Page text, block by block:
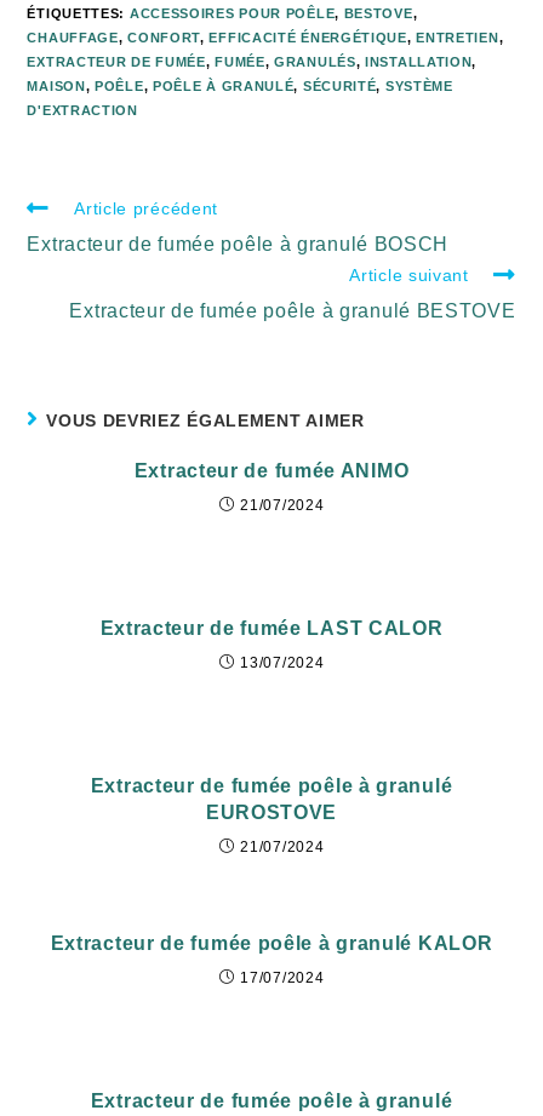
ÉTIQUETTES: ACCESSOIRES POUR POÊLE, BESTOVE,
CHAUFFAGE, CONFORT, EFFICACITÉ ÉNERGÉTIQUE, ENTRETIEN,
EXTRACTEUR DE FUMÉE, FUMÉE, GRANULÉS, INSTALLATION,
MAISON, POÊLE, POÊLE À GRANULÉ, SÉCURITÉ, SYSTÈME
D'EXTRACTION
Article précédent
Extracteur de fumée poêle à granulé BOSCH
Article suivant
Extracteur de fumée poêle à granulé BESTOVE
VOUS DEVRIEZ ÉGALEMENT AIMER
Extracteur de fumée ANIMO
21/07/2024
Extracteur de fumée LAST CALOR
13/07/2024
Extracteur de fumée poêle à granulé
EUROSTOVE
21/07/2024
Extracteur de fumée poêle à granulé KALOR
17/07/2024
Extracteur de fumée poêle à granulé